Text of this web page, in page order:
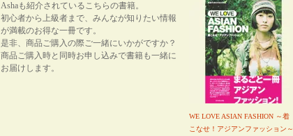
Ashaも紹介されているこちらの書籍。
初心者から上級者まで、みんなが知りたい情報
が満載のお得な一冊です。
是非、商品ご購入の際ご一緒にいかがですか？
商品ご購入時と同時お申し込みで書籍も一緒に
お届けします。
WE LOVE ASIAN FASHION ～着
こなせ！アジアンファッション～